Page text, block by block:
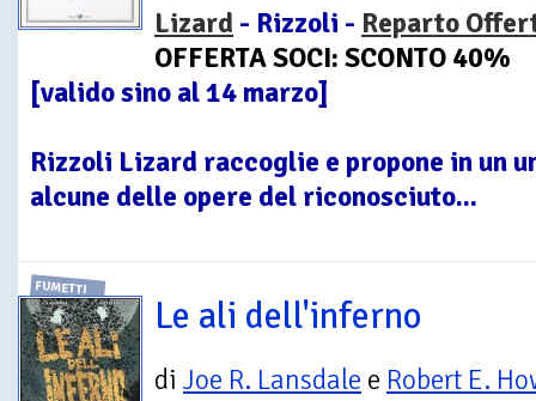
Lizard - Rizzoli - Reparto
OFFERTA SOCI: SCONTO 40%
[valido sino al 14 marzo]
Rizzoli Lizard raccoglie e propone in un
alcune delle opere del riconosciuto...
FUMETTI
Le ali dell'inferno
di Joe R. Lansdale e Robert E.